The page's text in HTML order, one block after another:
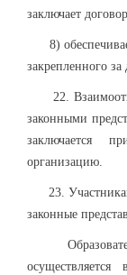
заключает
8)
закрепленного
22.
законными
заключается
организацию.
23.
законные